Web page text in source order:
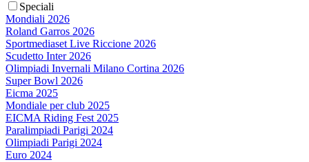
Speciali
Mondiali 2026
Roland Garros 2026
Sportmediaset Live Riccione 2026
Scudetto Inter 2026
Olimpiadi Invernali Milano Cortina 2026
Super Bowl 2026
Eicma 2025
Mondiale per club 2025
EICMA Riding Fest 2025
Paralimpiadi Parigi 2024
Olimpiadi Parigi 2024
Euro 2024